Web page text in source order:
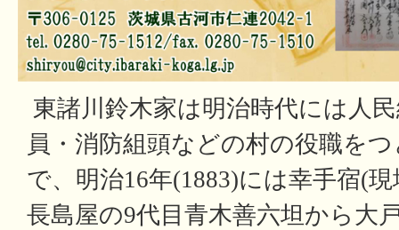
東諸川鈴木家は明治時代には人
員・消防組頭などの村の役職を
で、明治16年(1883)には幸手宿(
長島屋の9代目青木善六坦から大